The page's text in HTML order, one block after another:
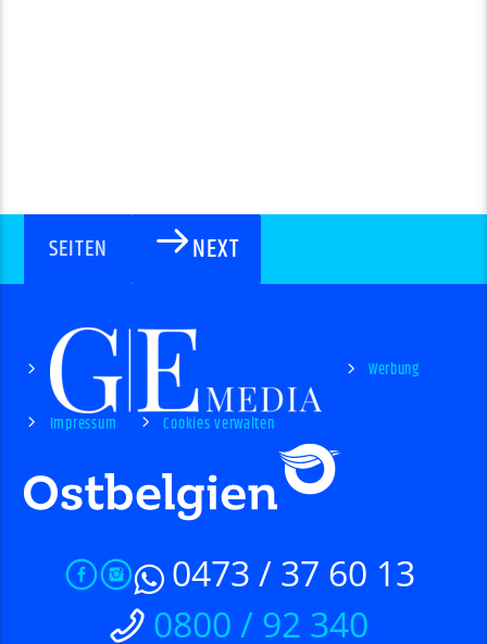
SEITEN NEXT
Werbung
Impressum Cookies verwalten
0473 / 37 60 13
0800 / 92 340